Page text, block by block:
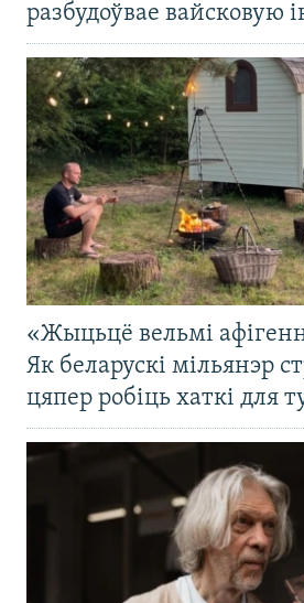
разбудоўвае вайсковую
«Жыцьцё вельмі
Як беларускі мільянэр
цяпер робіць хаткі для